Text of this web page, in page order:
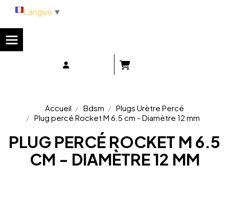
Accueil Bdsm
Plugs Urètre Percé
Plug percé Rocket M 6.5 cm - Diamètre 12 mm
PLUG PERCÉ ROCKET M 6.5
CM - DIAMÈTRE 12 MM
Langue ▼